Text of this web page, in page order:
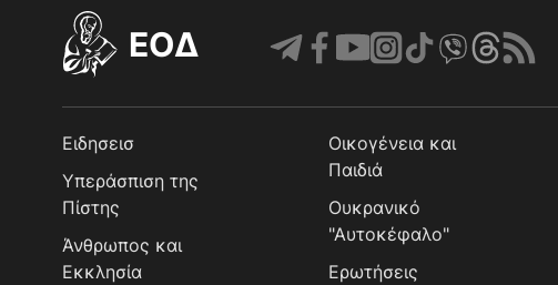
EOΔ
Ειδησεισ
Υπεράσπιση της
Πίστης
Άνθρωπος και
Εκκλησία
Οικογένεια και
Παιδιά
Ουκρανικό
"Αυτοκέφαλο"
Ερωτήσεις